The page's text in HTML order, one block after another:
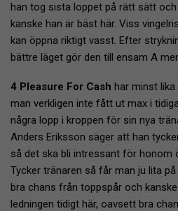
han tog sista loppet på rätt sätt
kanske han är bäst här. Viss
kan öppna riktigt vasst. Efter
bättre läget gör den till ensam A
4 Pleasure For Cash har minst
man verkligen inte fått ut max i
några lopp i kroppen för sin nya
Anders Eriksson säger att han
så det ska bli intressant för honom
Tycker tränaren så får man ju lita
bra chans från toppspår och
ledningen tidigt här, oavsett bra